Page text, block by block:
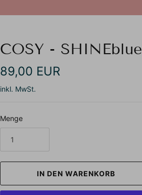
COSY - SHINEblue
89,00 EUR
inkl. MwSt.
Menge
IN DEN WARENKORB